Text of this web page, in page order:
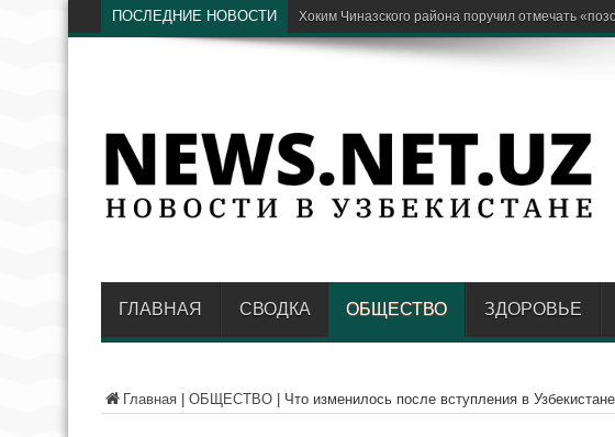
ПОСЛЕДНИЕ НОВОСТИ Парки Ташкента хотят соединить «зелёным
ГЛАВНАЯ СВОДКА ОБЩЕСТВО ЗДОРОВЬЕ
Главная ОБЩЕСТВО Что изменилось после вступления в